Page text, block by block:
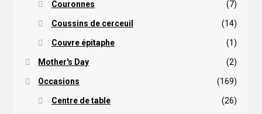
Couronnes (7)
Coussins de cerceuil (14)
Couvre épitaphe (1)
Mother's Day (2)
Occasions (169)
Centre de table (26)